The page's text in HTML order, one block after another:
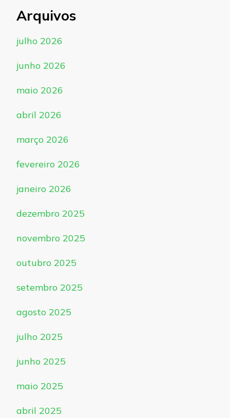
Arquivos
julho 2026
junho 2026
maio 2026
abril 2026
março 2026
fevereiro 2026
janeiro 2026
dezembro 2025
novembro 2025
outubro 2025
setembro 2025
agosto 2025
julho 2025
junho 2025
maio 2025
abril 2025